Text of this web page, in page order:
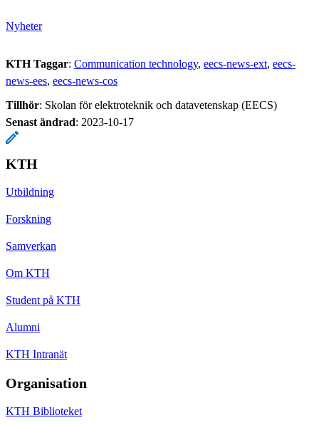
Nyheter
KTH Taggar: Communication technology eecs-news-ext eecs-
news-ees eecs-news-cos
Tillhör: Skolan för elektroteknik och datavetenskap (EECS)
Senast ändrad: 2023-10-17
KTH
Utbildning
Forskning
Samverkan
Om KTH
Student på KTH
Alumni
KTH Intranät
Organisation
KTH Biblioteket